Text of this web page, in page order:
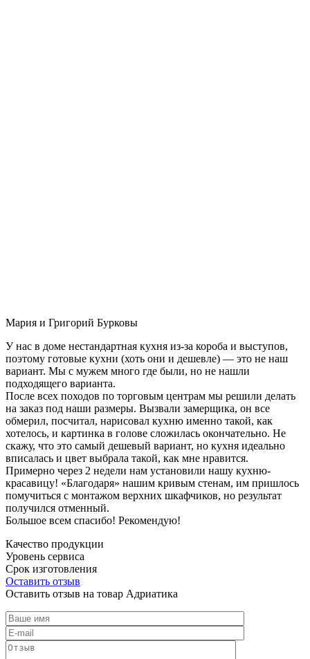
Мария и Григорий Бурковы
У нас в доме нестандартная кухня из-за короба и выступов,
поэтому готовые кухни (хоть они и дешевле) — это не наш
вариант. Мы с мужем много где были, но не нашли
подходящего варианта.
После всех походов по торговым центрам мы решили делать
на заказ под наши размеры. Вызвали замерщика, он все
обмерил, посчитал, нарисовал кухню именно такой, как
хотелось, и картинка в голове сложилась окончательно. Не
скажу, что это самый дешевый вариант, но кухня идеально
вписалась и цвет выбрала такой, как мне нравится.
Примерно через 2 недели нам установили нашу кухню-
красавицу! «Благодаря» нашим кривым стенам, им пришлось
помучиться с монтажом верхних шкафчиков, но результат
получился отменный.
Большое всем спасибо! Рекомендую!
Качество продукции
Уровень сервиса
Срок изготовления
Оставить отзыв
Оставить отзыв на товар Адриатика